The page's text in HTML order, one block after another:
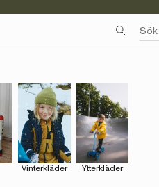
Vinterkläder Ytterkläder